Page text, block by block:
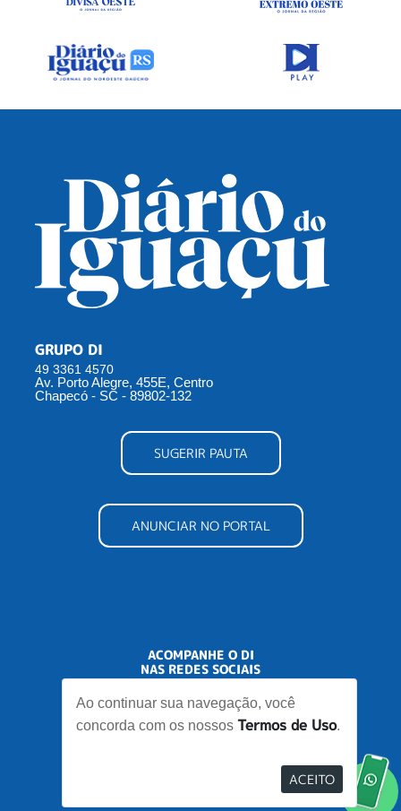
Ao continuar sua navegação, você
concorda com os nossos Termos de Uso.
ACEITO
GRUPO DI
49 3361 4570
Av. Porto Alegre, 455E, Centro
Chapecó - SC - 89802-132
SUGERIR PAUTA
ANUNCIAR NO PORTAL
ACOMPANHE O DI
NAS REDES SOCIAIS